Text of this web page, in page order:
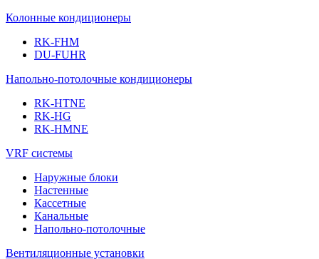
Колонные кондиционеры
RK-FHM
DU-FUHR
Напольно-потолочные кондиционеры
RK-HTNE
RK-HG
RK-HMNE
VRF системы
Наружные блоки
Настенные
Кассетные
Канальные
Напольно-потолочные
Вентиляционные установки